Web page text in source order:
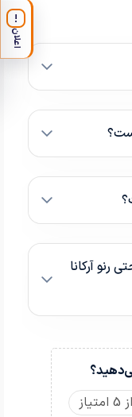
رنو آرکانا
از 5 امتیاز
!
اعلان